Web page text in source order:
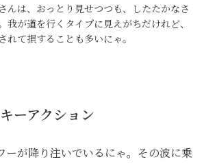
んは、おっとり見せつつも、したたかなさ
我が道を行くタイプに見えがちだけれど、
れて損することも多いにゃ。
ーアクション
ーが降り注いでいるにゃ。その波に乗